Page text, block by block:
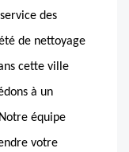
des
de nettoyage
cette ville
à un
équipe
votre